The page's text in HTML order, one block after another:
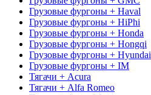
Грузовые фургоны + Haval
Грузовые фургоны + HiPhi
Грузовые фургоны + Honda
Грузовые фургоны + Hongqi
Грузовые фургоны + Hyundai
Грузовые фургоны + IM
Тягачи + Acura
Тягачи + Alfa Romeo